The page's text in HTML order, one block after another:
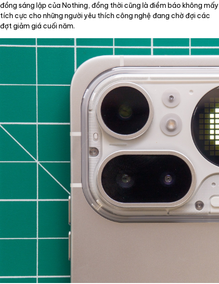
đồng sáng lập của Nothing, đồng thời cũng là điềm báo không mấy
tích cực cho những người yêu thích công nghệ đang chờ đợi các
đợt giảm giá cuối năm.